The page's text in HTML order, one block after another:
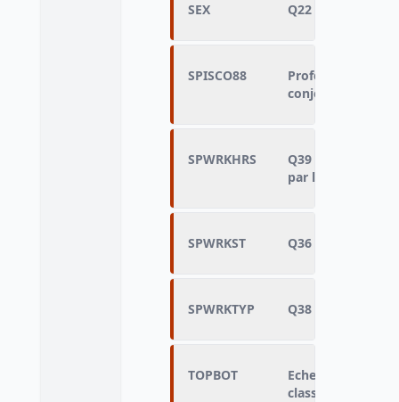
SEX Q22 - Sexe de
SPISCO88
Profession ou
conjoint -
SPWRKHRS
Q39 - Nombre
par le conjoint
SPWRKST Q36 - Statut
SPWRKTYP Q38 - Situation
TOPBOT
Echelle de
classe sociale -